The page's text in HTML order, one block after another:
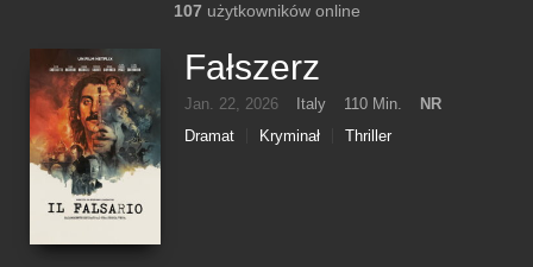
107 użytkowników online
Fałszerz
Jan. 22, 2026 Italy 110 Min.
NR
Dramat
Kryminał Thriller